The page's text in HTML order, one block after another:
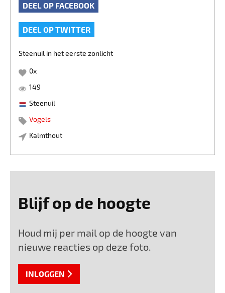
DEEL OP FACEBOOK
DEEL OP TWITTER
Steenuil in het eerste zonlicht
0x
149
Steenuil
Vogels
Kalmthout
Blijf op de hoogte
Houd mij per mail op de hoogte van
nieuwe reacties op deze foto.
INLOGGEN